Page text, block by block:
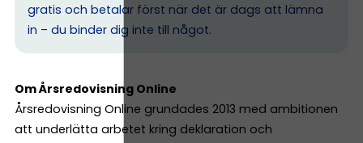
gratis och betalar först när det är dags att lämna
in – du binder dig inte till något.
Om Årsredovisning Online
Årsredovisning Online grundades 2013 med ambitionen
att underlätta arbetet kring deklaration och